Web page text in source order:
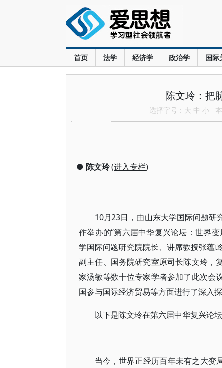
首页 法学 经济学 政治学 国际
陈文玲：把
选择字号： 大 中 小
● 陈文玲(进入专栏)
10月23日，由山东大学国际问题研
作举办的“第六届中华复兴论坛：世界
学国际问题研究院院长、讲席教授张蕴
副主任、国务院研究室原司长陈文玲，
家汤敏等数十位专家学者参加了此次会
国参与国际经济贸易等方面进行了深入探
以下是陈文玲在第六届中华复兴论
当今，世界正经历百年未有之大变